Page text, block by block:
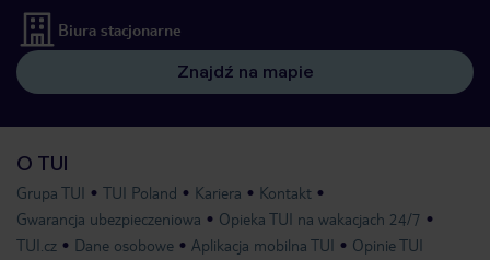
Biura stacjonarne
Znajdź na mapie
O TUI
Grupa TUI TUI Poland Kariera
Kontakt
Gwarancja ubezpieczeniowa
Opieka TUI na wakacjach 24/7
TUI.cz
Dane osobowe Aplikacja mobilna TUI Opinie TUI